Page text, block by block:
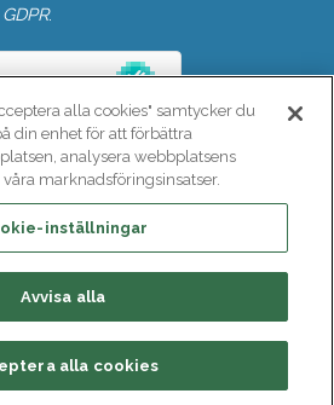
GDPR.
SKICKA
alla cookies" samtycker du
din enhet för att förbättra
analysera webbplatsens
marknadsföringsinsatser.
inställningar
Avvisa alla
alla cookies